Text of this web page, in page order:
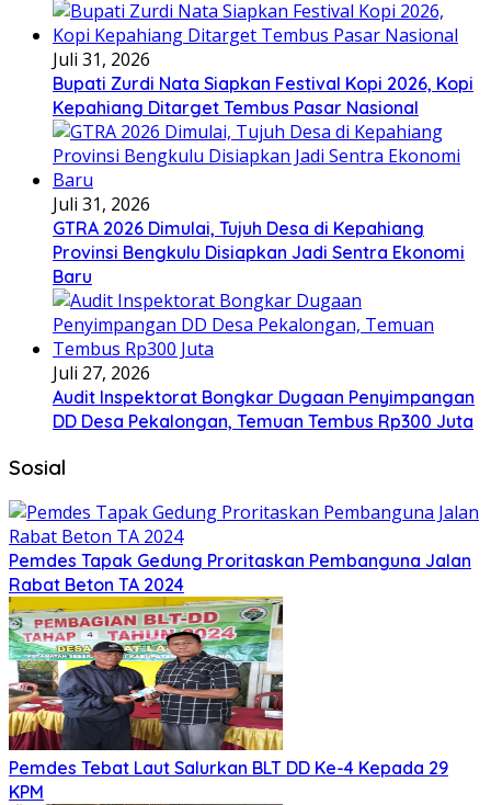
Juli 31, 2026
Bupati Zurdi Nata Siapkan Festival Kopi 2026, Kopi
Kepahiang Ditarget Tembus Pasar Nasional
Juli 31, 2026
GTRA 2026 Dimulai, Tujuh Desa di Kepahiang
Provinsi Bengkulu Disiapkan Jadi Sentra Ekonomi
Baru
Juli 27, 2026
Audit Inspektorat Bongkar Dugaan Penyimpangan
DD Desa Pekalongan, Temuan Tembus Rp300 Juta
Sosial
Pemdes Tapak Gedung Proritaskan Pembanguna Jalan
Rabat Beton TA 2024
Pemdes Tebat Laut Salurkan BLT DD Ke-4 Kepada 29
KPM